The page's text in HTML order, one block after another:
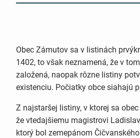
Obec Zámutov sa v listinách
1402, to však neznamená, že v
založená, naopak rôzne listiny
existenciu. Počiatky obce siahajú
Z najstaršej listiny, v ktorej sa
že vtedajšiemu magistrovi
ktorý bol zemepánom